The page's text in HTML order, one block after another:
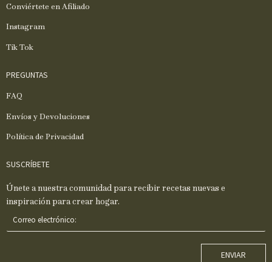
Conviértete en Afiliado
Instagram
Tik Tok
PREGUNTAS
FAQ
Envíos y Devoluciones
Política de Privacidad
SUSCRÍBETE
Únete a nuestra comunidad para recibir recetas nuevas e
inspiración para crear hogar.
ENVIAR